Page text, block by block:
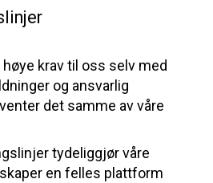
krav til oss selv med
og ansvarlig
det samme av våre
tydeliggjør våre
en felles plattform